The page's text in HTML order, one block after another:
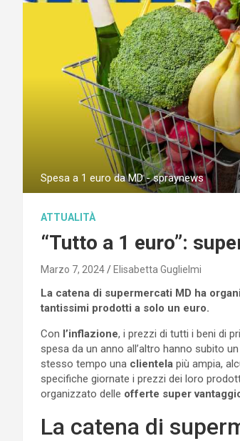
Spesa a 1 euro da MD - spraynews
ATTUALITÀ
“Tutto a 1 euro”:
Marzo 7, 2024 Elisabetta Guglielmi
La catena di supermercati MD ha
tantissimi prodotti a solo un euro.
Con l’inflazione, i prezzi di tutti i beni di
spesa da un anno all’altro hanno subito
stesso tempo una clientela più ampia,
specifiche giornate i prezzi dei loro
organizzato delle offerte super
La catena di